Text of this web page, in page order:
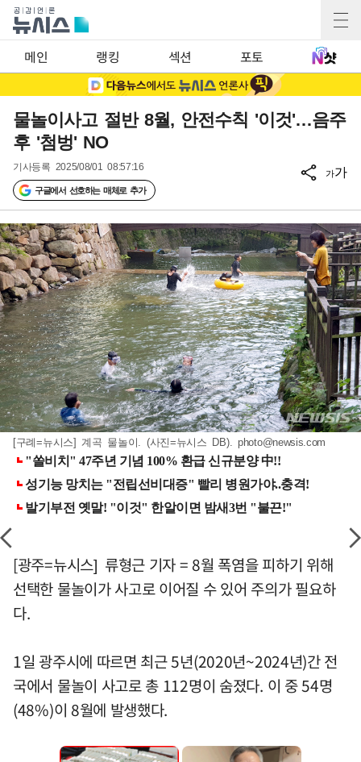
메인 랭킹 섹션 포토
물놀이사고 절반 8월, 안전수칙 '이것'…음주
후 '첨벙' NO
기사등록 2025/08/01 08:57:16
구글에서 선호하는 매체로 추가
가가
[구례=뉴시스] 계곡 물놀이. (사진=뉴시스 DB). photo@newsis.com
[광주=뉴시스] 류형근 기자 = 8월 폭염을 피하기 위해
선택한 물놀이가 사고로 이어질 수 있어 주의가 필요하
다.
1일 광주시에 따르면 최근 5년(2020년~2024년)간 전
국에서 물놀이 사고로 총 112명이 숨졌다. 이 중 54명
(48%)이 8월에 발생했다.